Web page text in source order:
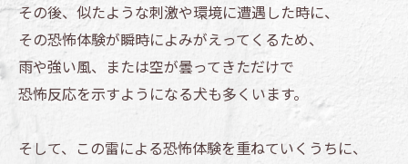
その後、似たような刺激や環境に遭遇した時に、
その恐怖体験が瞬時によみがえってくるため、
雨や強い風、または空が曇ってきただけで
恐怖反応を示すようになる犬も多くいます。
そして、この雷による恐怖体験を重ねていくうちに、